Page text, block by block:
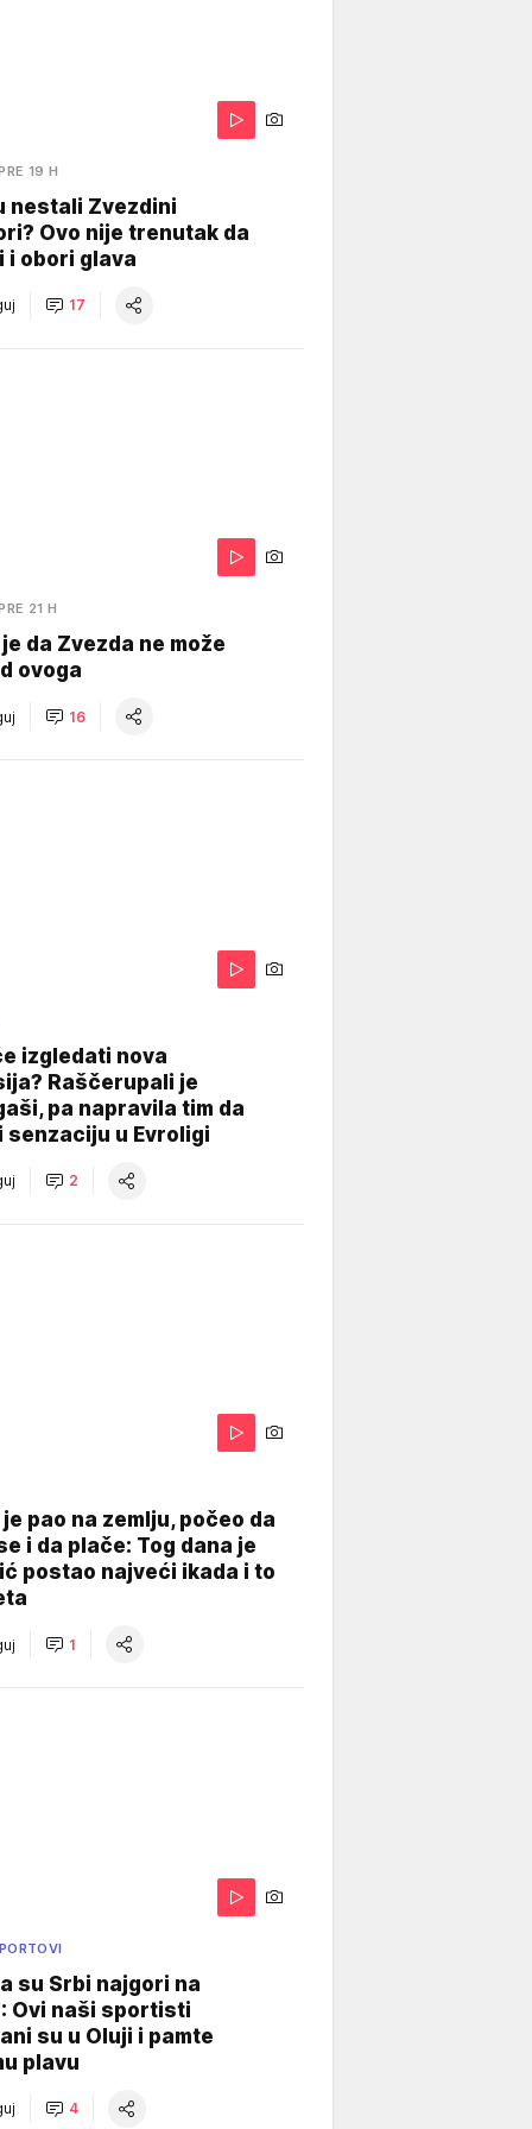
19 H
nestali Zvezdini
Ovo nije trenutak da
i obori glava
17
21 H
da Zvezda ne može
ovoga
16
izgledati nova
Raščerupali je
pa napravila tim da
senzaciju u Evroligi
2
je pao na zemlju, počeo da
i da plače: Tog dana je
postao najveći ikada i to
1
su Srbi najgori na
Ovi naši sportisti
su u Oluji i pamte
plavu
4